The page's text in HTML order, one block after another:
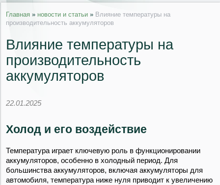
Главная » новости и статьи » Влияние температуры на
производительность аккумуляторов
Влияние температуры на
производительность
аккумуляторов
22.01.2025
Холод и его воздействие
Температура играет ключевую роль в функционировании
аккумуляторов, особенно в холодный период. Для
большинства аккумуляторов, включая аккумуляторы для
автомобиля, температура ниже нуля приводит к увеличению